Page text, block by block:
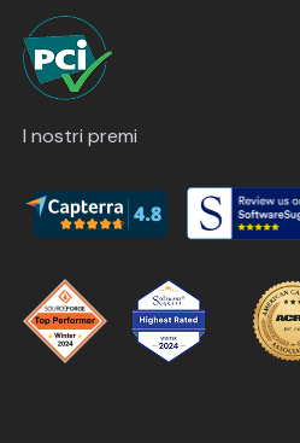
I nostri premi